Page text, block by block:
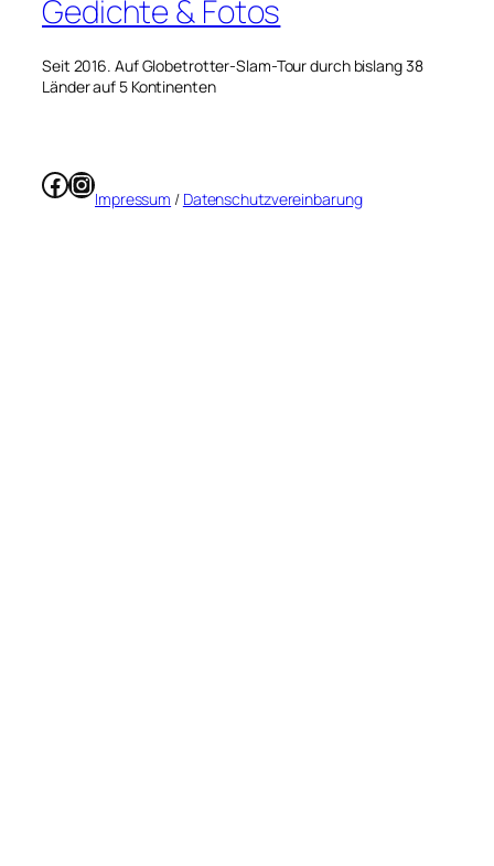
Gedichte & Fotos
Seit 2016. Auf Globetrotter-Slam-Tour durch bislang 38
Länder auf 5 Kontinenten
Facebook
Instagram
Impressum / Datenschutzvereinbarung